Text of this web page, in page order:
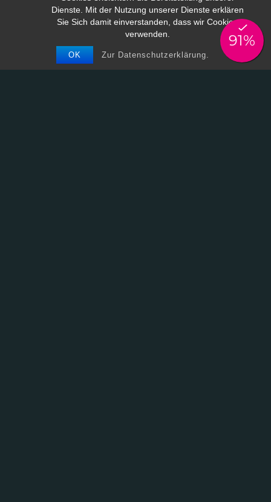
Dienste. Mit der Nutzung unserer Dienste erklären
Sie Sich damit einverstanden, dass wir Cookies
verwenden.
OK Zur Datenschutzerklärung.